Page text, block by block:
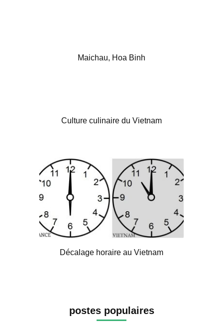
Maichau, Hoa Binh
Culture culinaire du Vietnam
Décalage horaire au Vietnam
postes populaires